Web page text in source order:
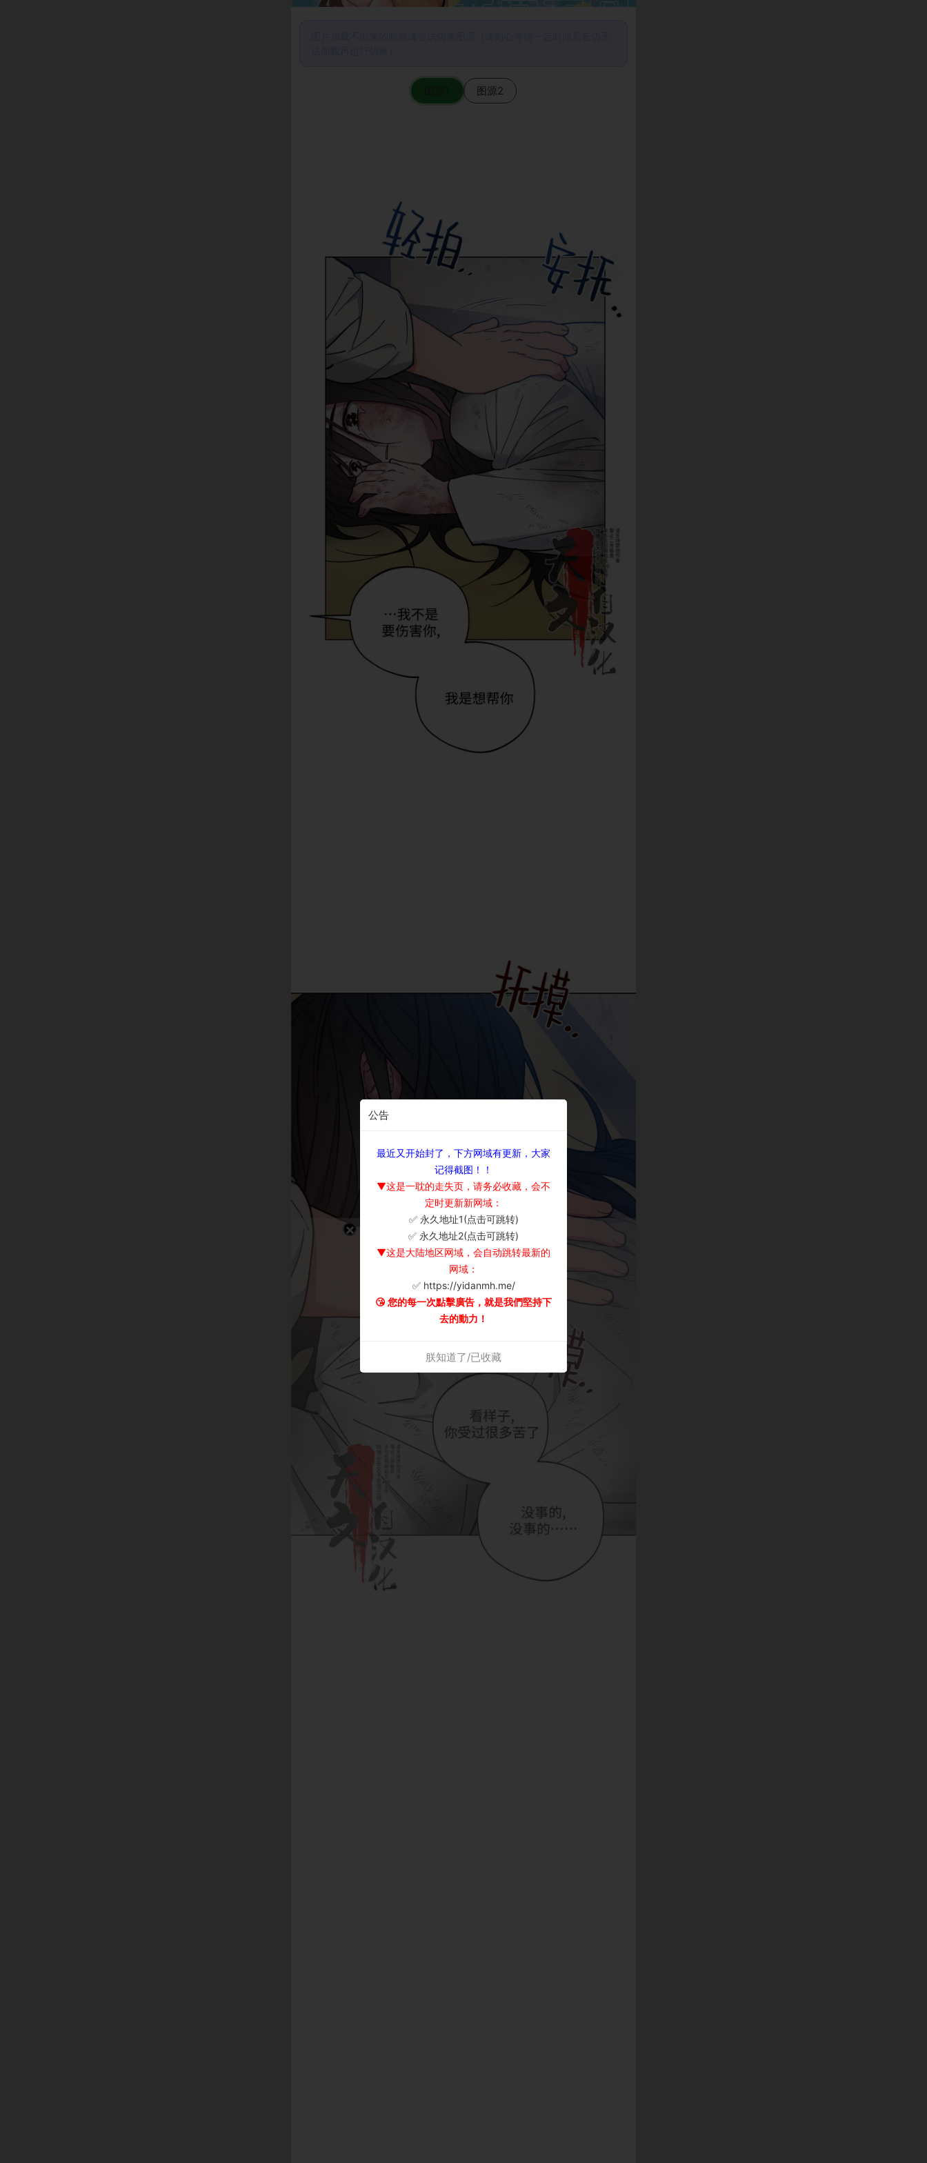
图源2
公告
最近又开始封了，下方网域有更新，大家
记得截图！！
▼这是一耽的走失页，请务必收藏，会不
定时更新新网域：
✅ 永久地址1(点击可跳转)
✅ 永久地址2(点击可跳转)
▼这是大陆地区网域，会自动跳转最新的
网域：
✅ https://yidanmh.me/
😘 您的每一次點擊廣告，就是我們堅持下
去的動力！
朕知道了/已收藏
×